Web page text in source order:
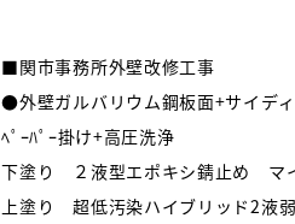
■関市事務所外壁改修工事
●外壁ガルバリウム鋼板面+サイデ
ﾍﾟｰﾊﾟｰ掛け+高圧洗浄
下塗り ２液型エポキシ錆止め マ
上塗り 超低汚染ハイブリッド2液